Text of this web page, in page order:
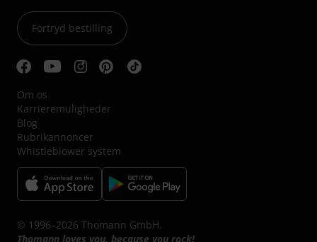
Fortryd bestilling
Om os
Karrieremuligheder
Blog
Rubrikannoncer
Whistleblower system
© 1996–2026 Thomann GmbH.
Thomann loves you, because you rock!